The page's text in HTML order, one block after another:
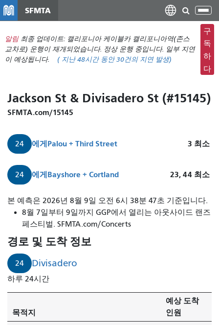
텐
츠
로
뛰
SFMTA
탐
색
메
뉴
전
환
알림 최종 업데이트: 캘리포니아 케이블카 캘리포니아역(존스
교차로) 운행이 재개되었습니다. 정상 운행 중입니다. 일부 지연
이 예상됩니다.
( 지난 48시간 동안30건의 지연 발생)
구
독
하
다
Jackson St & Divisadero St (#15145)
SFMTA.com/15145
24 에게Palou + Third Street 3 최소
24 에게Bayshore + Cortland 23, 44 최소
24
디
사
데
로
는
3
분
본 예측은 2026년 8월 9일 오전 6시 38분 47초 기준입니다.
8월 7일부터 9일까지 GGP에서 열리는 아웃사이드 랜즈
페스티벌. SFMTA.com/Concerts
경로 및 도착 정보
24 Divisadero
하루 24시간
목적지
예상 도착
인원